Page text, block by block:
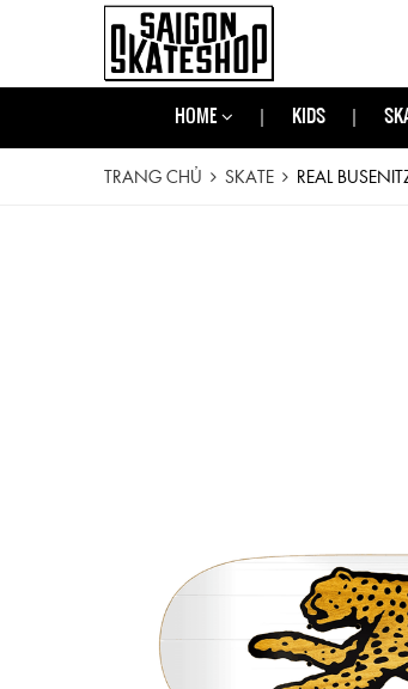
HOME KIDS
TRANG CHỦ SKATE REAL